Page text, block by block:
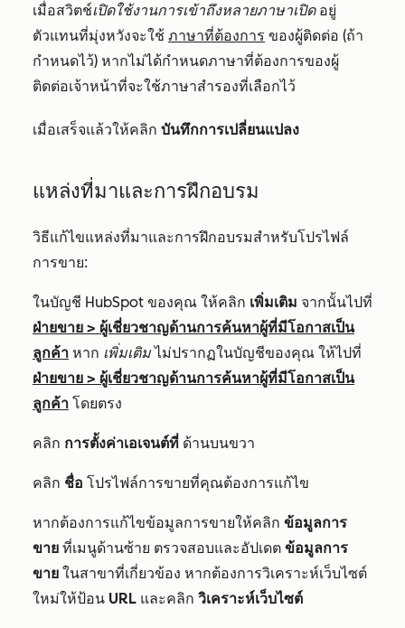
เมื่อสวิตช์เปิดใช้งานการเข้าถึงหลายภาษาเปิดอยู่
ตัวแทนที่มุ่งหวังจะใช้ ภาษาที่ต้องการ ของผู้ติดต่อ (ถ้า
กำหนดไว้) หากไม่ได้กำหนดภาษาที่ต้องการของผู้
ติดต่อเจ้าหน้าที่จะใช้ภาษาสำรองที่เลือกไว้
เมื่อเสร็จแล้วให้คลิก บันทึกการเปลี่ยนแปลง
แหล่งที่มาและการฝึกอบรม
วิธีแก้ไขแหล่งที่มาและการฝึกอบรมสำหรับโปรไฟล์
การขาย:
ในบัญชี HubSpot ของคุณ ให้คลิก เพิ่มเติม จากนั้นไปที่
ฝ่ายขาย > ผู้เชี่ยวชาญด้านการค้นหาผู้ที่มีโอกาสเป็น
ลูกค้า หาก เพิ่มเติมไม่ปรากฏในบัญชีของคุณ ให้ไปที่
ฝ่ายขาย > ผู้เชี่ยวชาญด้านการค้นหาผู้ที่มีโอกาสเป็น
ลูกค้า โดยตรง
คลิก การตั้งค่าเอเจนต์ที่ ด้านบนขวา
คลิก ชื่อ โปรไฟล์การขายที่คุณต้องการแก้ไข
หากต้องการแก้ไขข้อมูลการขายให้คลิก ข้อมูลการ
ขาย ที่เมนูด้านซ้าย ตรวจสอบและอัปเดต ข้อมูลการ
ขาย ในสาขาที่เกี่ยวข้อง หากต้องการวิเคราะห์เว็บไซต์
ใหม่ให้ป้อน URL และคลิก วิเคราะห์เว็บไซต์